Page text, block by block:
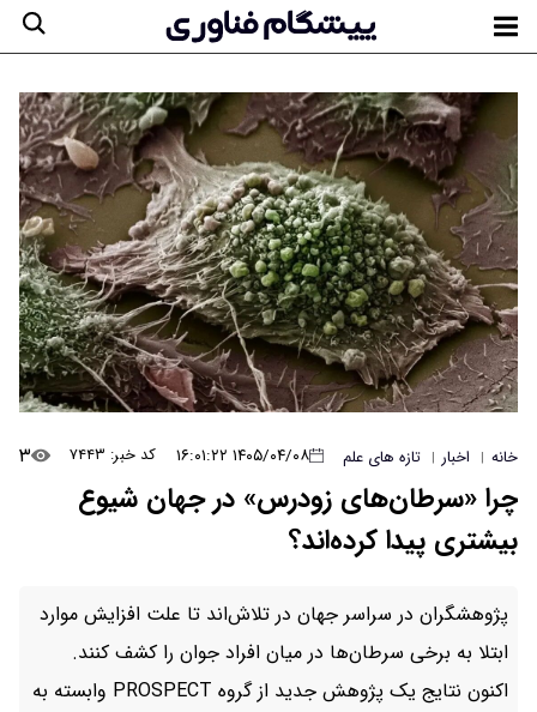
خانه | اخبار | تازه های علم ۱۴۰۵/۰۴/۰۸ ۱۶:۰۱:۲۲ کد خبر: ۷۴۴۳ ۳
چرا «سرطان‌های زودرس» در جهان شیوع
بیشتری پیدا کرده‌اند؟
پژوهشگران در سراسر جهان در تلاش‌اند تا علت افزایش موارد
ابتلا به برخی سرطان‌ها در میان افراد جوان را کشف کنند.
اکنون نتایج یک پژوهش جدید از گروه PROSPECT وابسته به